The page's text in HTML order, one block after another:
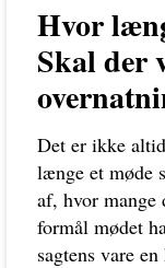
Hvor
Skal der
Det er ikke
længe et møde
af, hvor
formål mødet
sagtens vare